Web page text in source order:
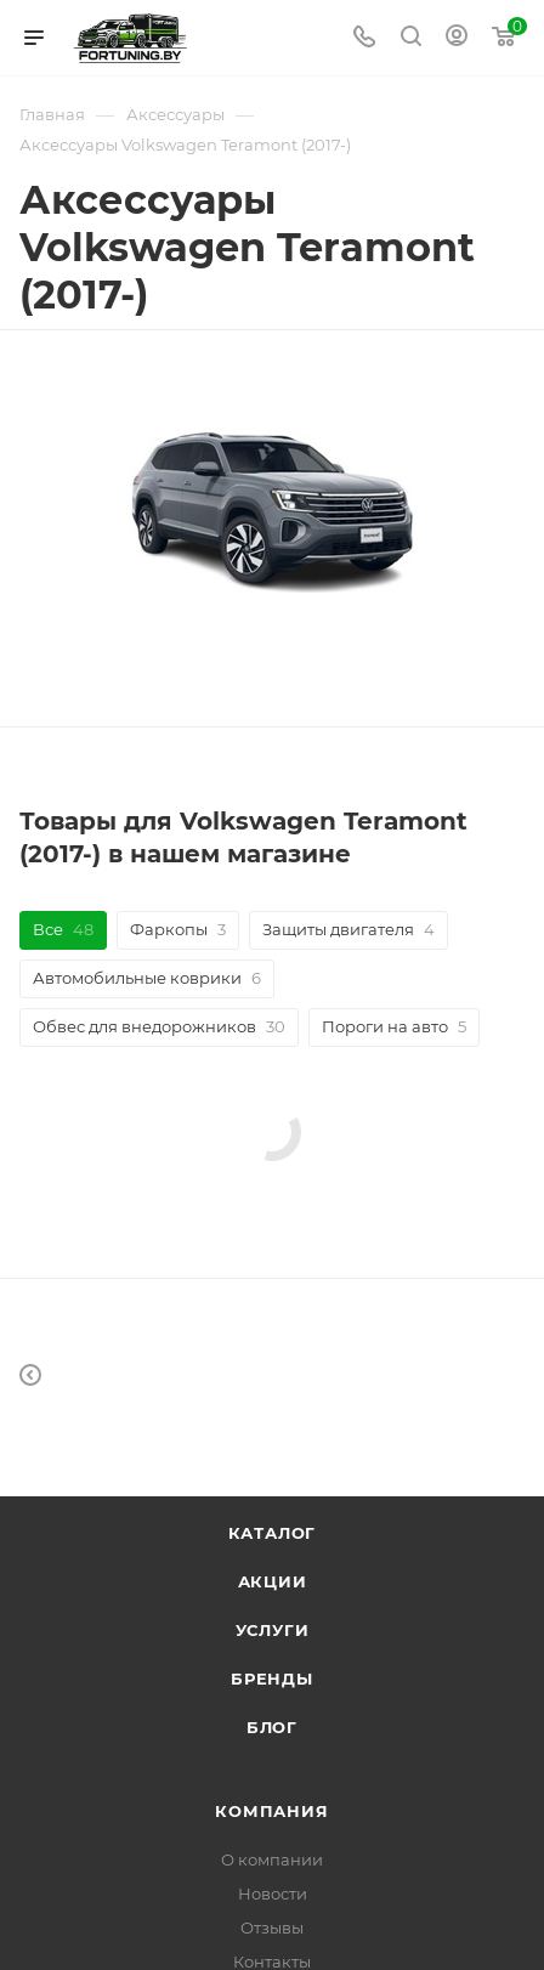
0
Главная — Аксессуары —
Аксессуары Volkswagen Teramont (2017-)
Аксессуары
Volkswagen Teramont
(2017-)
Товары для Volkswagen Teramont
(2017-) в нашем магазине
Все 48 Фаркопы 3 Защиты двигателя 4
Автомобильные коврики 6
Обвес для внедорожников 30 Пороги на авто 5
КАТАЛОГ
АКЦИИ
УСЛУГИ
БРЕНДЫ
БЛОГ
КОМПАНИЯ
О компании
Новости
Отзывы
Контакты